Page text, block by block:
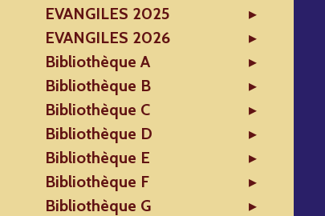
EVANGILES 2025
EVANGILES 2026
Bibliothèque A
Bibliothèque B
Bibliothèque C
Bibliothèque D
Bibliothèque E
Bibliothèque F
Bibliothèque G